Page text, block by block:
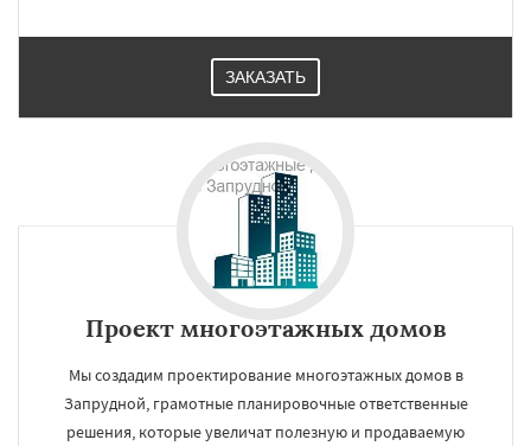
Измайлово
Красково Лесной
Лотошино
Менделеевск Михнево
Некрасовское
Решетниково Родники Свердловск
Уваровка Удельная Фосфоритный
Фряново Хорлово Черкизово Черусти
Шаховская
ЗАКАЗАТЬ
Проект многоэтажных домов
Мы создадим проектирование многоэтажных домов в
Запрудной, грамотные планировочные ответственные
решения, которые увеличат полезную и продаваемую
УЗНАТЬ ПОДРОБНЕЕ